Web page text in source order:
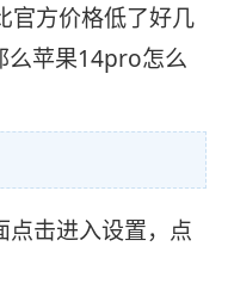
官方价格低了好几
么苹果14pro怎么
击进入设置，点